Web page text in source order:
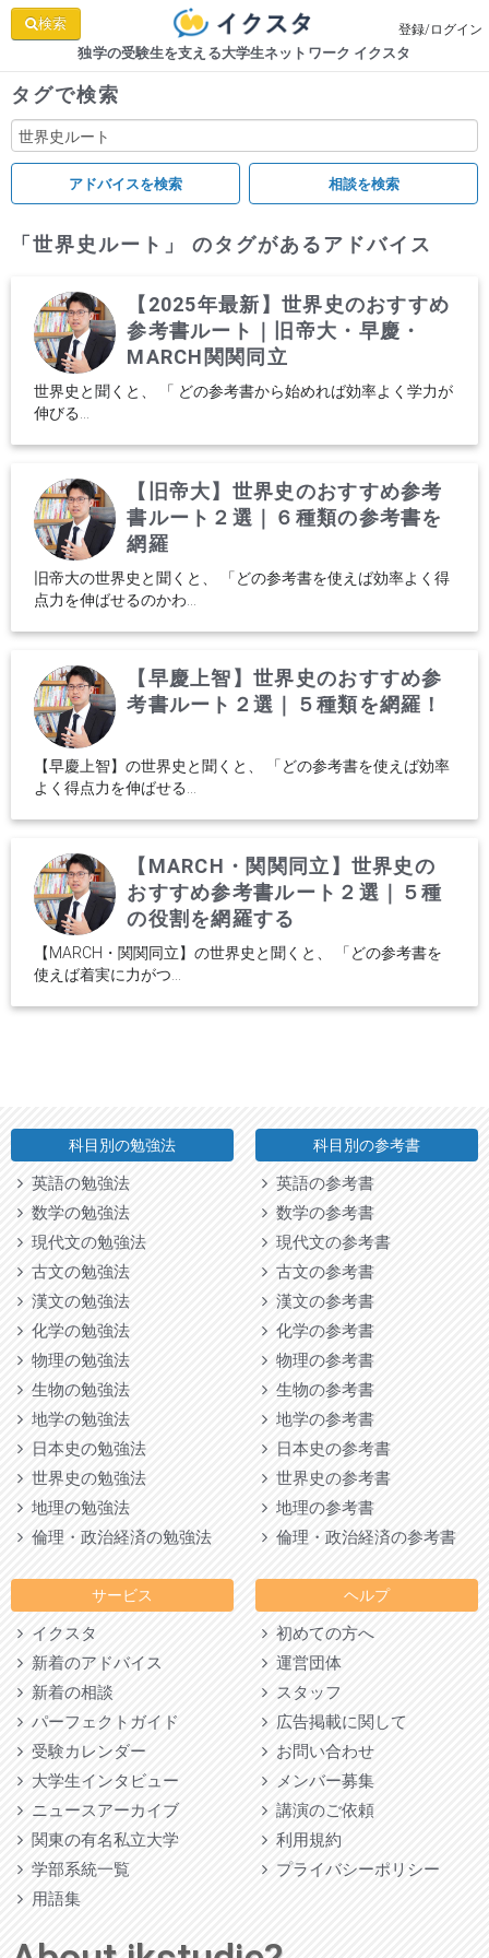
検索 登録/ログイン
独学の受験生を支える大学生ネットワーク イクスタ
タグで検索
「世界史ルート」 のタグがあるアドバイス
【2025年最新】世界史のおすすめ
参考書ルート｜旧帝大・早慶・
MARCH関関同立
世界史と聞くと、 「 どの参考書から始めれば効率よく学力が
伸びる...
【旧帝大】世界史のおすすめ参考
書ルート２選｜６種類の参考書を
網羅
旧帝大の世界史と聞くと、 「どの参考書を使えば効率よく得
点力を伸ばせるのかわ...
【早慶上智】世界史のおすすめ参
考書ルート２選｜５種類を網羅！
【早慶上智】の世界史と聞くと、 「どの参考書を使えば効率
よく得点力を伸ばせる...
【MARCH・関関同立】世界史の
おすすめ参考書ルート２選｜５種
の役割を網羅する
【MARCH・関関同立】の世界史と聞くと、 「どの参考書を
使えば着実に力がつ...
科目別の勉強法
英語の勉強法
数学の勉強法
現代文の勉強法
古文の勉強法
漢文の勉強法
化学の勉強法
物理の勉強法
生物の勉強法
地学の勉強法
日本史の勉強法
世界史の勉強法
地理の勉強法
倫理・政治経済の勉強法
サービス
イクスタ
新着のアドバイス
新着の相談
パーフェクトガイド
受験カレンダー
大学生インタビュー
ニュースアーカイブ
関東の有名私立大学
学部系統一覧
用語集
科目別の参考書
英語の参考書
数学の参考書
現代文の参考書
古文の参考書
漢文の参考書
化学の参考書
物理の参考書
生物の参考書
地学の参考書
日本史の参考書
世界史の参考書
地理の参考書
倫理・政治経済の参考書
ヘルプ
初めての方へ
運営団体
スタッフ
広告掲載に関して
お問い合わせ
メンバー募集
講演のご依頼
利用規約
プライバシーポリシー